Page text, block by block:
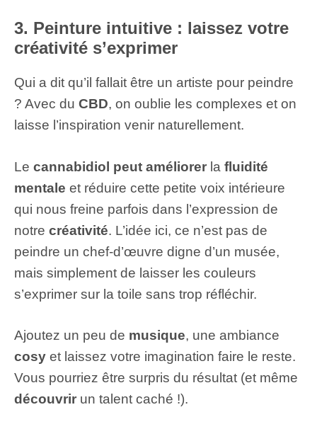
3. Peinture intuitive : laissez votre
créativité s’exprimer
Qui a dit qu’il fallait être un artiste pour peindre
? Avec du CBD, on oublie les complexes et on
laisse l’inspiration venir naturellement.
Le cannabidiol peut améliorer la fluidité
mentale et réduire cette petite voix intérieure
qui nous freine parfois dans l’expression de
notre créativité. L’idée ici, ce n’est pas de
peindre un chef-d’œuvre digne d’un musée,
mais simplement de laisser les couleurs
s’exprimer sur la toile sans trop réfléchir.
Ajoutez un peu de musique, une ambiance
cosy et laissez votre imagination faire le reste.
Vous pourriez être surpris du résultat (et même
découvrir un talent caché !).